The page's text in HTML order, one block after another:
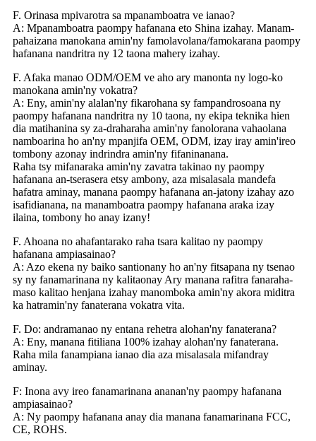
F. Orinasa mpivarotra sa mpanamboatra ve ianao?
A: Mpanamboatra paompy hafanana eto Shina izahay. Manam-
pahaizana manokana amin'ny famolavolana/famokarana paompy
hafanana nandritra ny 12 taona mahery izahay.
F. Afaka manao ODM/OEM ve aho ary manonta ny logo-ko
manokana amin'ny vokatra?
A: Eny, amin'ny alalan'ny fikarohana sy fampandrosoana ny
paompy hafanana nandritra ny 10 taona, ny ekipa teknika hien
dia matihanina sy za-draharaha amin'ny fanolorana vahaolana
namboarina ho an'ny mpanjifa OEM, ODM, izay iray amin'ireo
tombony azonay indrindra amin'ny fifaninanana.
Raha tsy mifanaraka amin'ny zavatra takinao ny paompy
hafanana an-tserasera etsy ambony, aza misalasala mandefa
hafatra aminay, manana paompy hafanana an-jatony izahay azo
isafidianana, na manamboatra paompy hafanana araka izay
ilaina, tombony ho anay izany!
F. Ahoana no ahafantarako raha tsara kalitao ny paompy
hafanana ampiasainao?
A: Azo ekena ny baiko santionany ho an'ny fitsapana ny tsenao
sy ny fanamarinana ny kalitaonay Ary manana rafitra fanaraha-
maso kalitao henjana izahay manomboka amin'ny akora miditra
ka hatramin'ny fanaterana vokatra vita.
F. Do: andramanao ny entana rehetra alohan'ny fanaterana?
A: Eny, manana fitiliana 100% izahay alohan'ny fanaterana.
Raha mila fanampiana ianao dia aza misalasala mifandray
aminay.
F: Inona avy ireo fanamarinana ananan'ny paompy hafanana
ampiasainao?
A: Ny paompy hafanana anay dia manana fanamarinana FCC,
CE, ROHS.